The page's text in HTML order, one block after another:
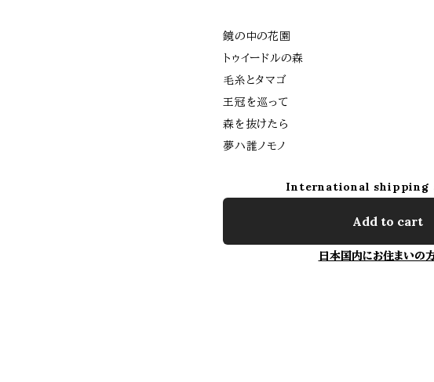
鏡の中の花園
トゥイードルの森
毛糸とタマゴ
王冠を巡って
森を抜けたら
夢ハ誰ノモノ
International shipping
Add to cart
日本国内にお住まいの